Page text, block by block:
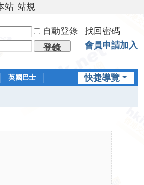
站 站規
自動登錄
找回密碼
登錄 會員申請加入
快捷導覽
英國巴士